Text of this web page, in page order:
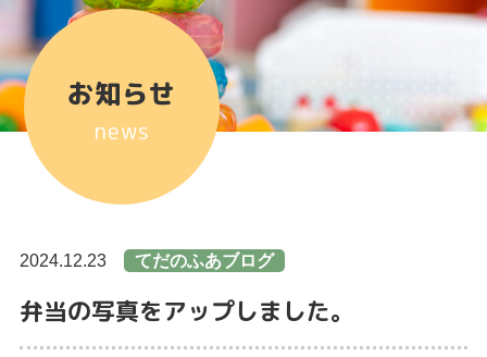
お知らせ
news
2024.12.23 てだのふあブログ
弁当の写真をアップしました。